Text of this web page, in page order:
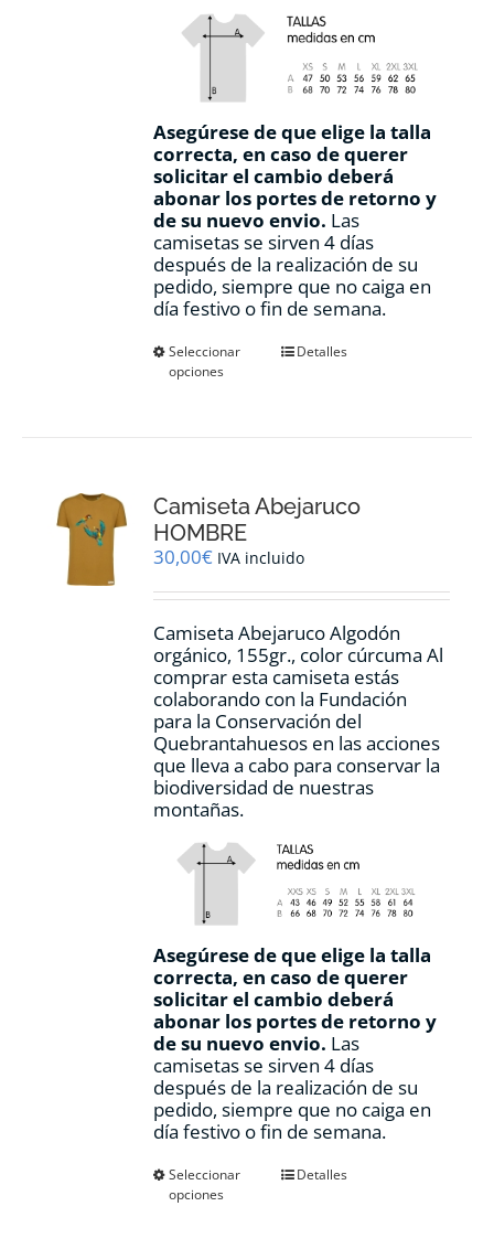
Asegúrese de que elige la talla
correcta, en caso de querer
solicitar el cambio deberá
abonar los portes de retorno y
de su nuevo envio. Las
camisetas se sirven 4 días
después de la realización de su
pedido, siempre que no caiga en
día festivo o fin de semana.
Seleccionar
opciones
Este
se
elegir
la
de
producto
Detalles
Camiseta Abejaruco
HOMBRE
30,00€ IVA incluido
Camiseta Abejaruco Algodón
orgánico, 155gr., color cúrcuma Al
comprar esta camiseta estás
colaborando con la Fundación
para la Conservación del
Quebrantahuesos en las acciones
que lleva a cabo para conservar la
biodiversidad de nuestras
montañas.
Asegúrese de que elige la talla
correcta, en caso de querer
solicitar el cambio deberá
abonar los portes de retorno y
de su nuevo envio. Las
camisetas se sirven 4 días
después de la realización de su
pedido, siempre que no caiga en
día festivo o fin de semana.
Seleccionar
opciones
EsteDetalles